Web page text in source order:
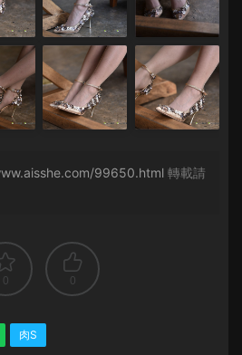
99650.html 轉載請
0 0
肉S